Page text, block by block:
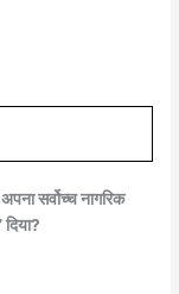
सर्वोच्च नागरिक